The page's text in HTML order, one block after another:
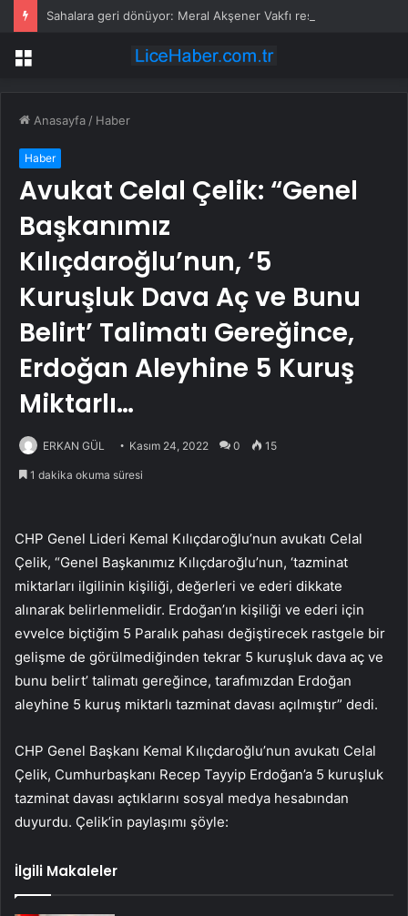
Menü
Anasayfa / Haber
Haber
Avukat Celal Çelik: “Genel
Başkanımız
Kılıçdaroğlu’nun, ‘5
Kuruşluk Dava Aç ve Bunu
Belirt’ Talimatı Gereğince,
Erdoğan Aleyhine 5 Kuruş
Miktarlı…
ERKAN GÜL Kasım 24, 2022 0 15
1 dakika okuma süresi
CHP Genel Lideri Kemal Kılıçdaroğlu’nun avukatı Celal
Çelik, “Genel Başkanımız Kılıçdaroğlu’nun, ‘tazminat
miktarları ilgilinin kişiliği, değerleri ve ederi dikkate
alınarak belirlenmelidir. Erdoğan’ın kişiliği ve ederi için
evvelce biçtiğim 5 Paralık pahası değiştirecek rastgele bir
gelişme de görülmediğinden tekrar 5 kuruşluk dava aç ve
bunu belirt’ talimatı gereğince, tarafımızdan Erdoğan
aleyhine 5 kuruş miktarlı tazminat davası açılmıştır” dedi.
CHP Genel Başkanı Kemal Kılıçdaroğlu’nun avukatı Celal
Çelik, Cumhurbaşkanı Recep Tayyip Erdoğan’a 5 kuruşluk
tazminat davası açtıklarını sosyal medya hesabından
duyurdu. Çelik’in paylaşımı şöyle:
İlgili Makaleler